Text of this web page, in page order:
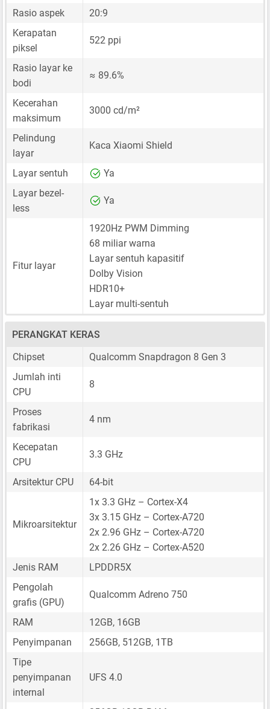
Rasio aspek
20:9
Kerapatan
piksel
522 ppi
Rasio layar ke
bodi
≈ 89.6%
Kecerahan
maksimum
3000 cd/m²
Pelindung
layar
Kaca Xiaomi Shield
Layar sentuh
Ya
Layar bezel-
less
Ya
Fitur layar
1920Hz PWM Dimming
68 miliar warna
Layar sentuh kapasitif
Dolby Vision
HDR10+
Layar multi-sentuh
PERANGKAT KERAS
Chipset
Qualcomm Snapdragon 8 Gen 3
Jumlah inti
CPU
8
Proses
fabrikasi
4 nm
Kecepatan
CPU
3.3 GHz
Arsitektur CPU 64-bit
Mikroarsitektur
1x 3.3 GHz – Cortex-X4
3x 3.15 GHz – Cortex-A720
2x 2.96 GHz – Cortex-A720
2x 2.26 GHz – Cortex-A520
Jenis RAM
LPDDR5X
Pengolah
grafis (GPU)
Qualcomm Adreno 750
RAM
12GB, 16GB
Penyimpanan
256GB, 512GB, 1TB
Tipe
penyimpanan
internal
UFS 4.0